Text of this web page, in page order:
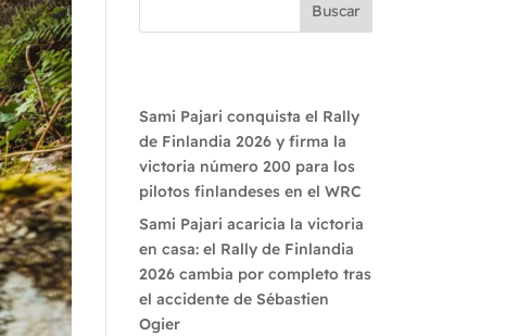
Buscar
Sami Pajari conquista el Rally
de Finlandia 2026 y firma la
victoria número 200 para los
pilotos finlandeses en el WRC
Sami Pajari acaricia la victoria
en casa: el Rally de Finlandia
2026 cambia por completo tras
el accidente de Sébastien
Ogier